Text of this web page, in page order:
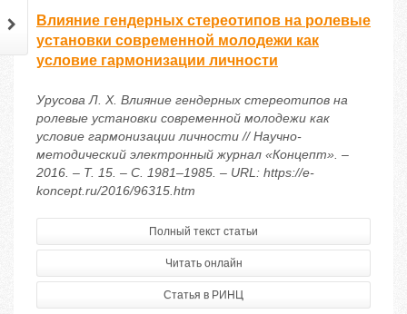
Влияние гендерных стереотипов на ролевые
установки современной молодежи как
условие гармонизации личности
Урусова Л. Х. Влияние гендерных стереотипов на
ролевые установки современной молодежи как
условие гармонизации личности // Научно-
методический электронный журнал «Концепт». –
2016. – Т. 15. – С. 1981–1985. – URL: https://e-
koncept.ru/2016/96315.htm
Полный текст статьи
Читать онлайн
Статья в РИНЦ